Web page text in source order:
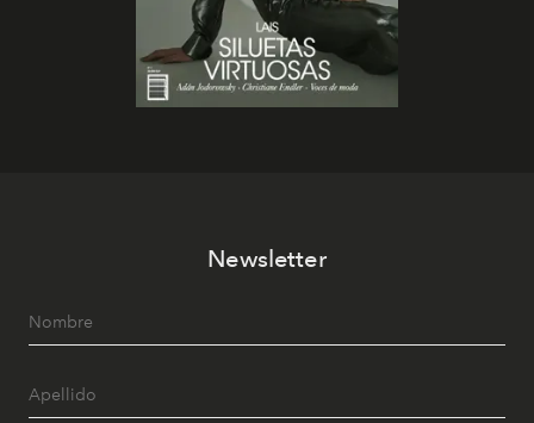
Newsletter